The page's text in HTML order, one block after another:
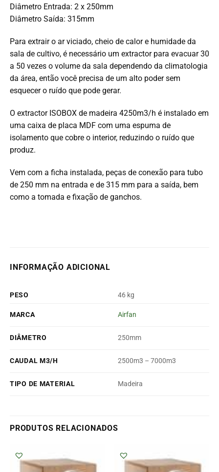
Diâmetro Entrada: 2 x 250mm
Diâmetro Saída: 315mm
Para extrair o ar viciado, cheio de calor e humidade da
sala de cultivo, é necessário um extractor para evacuar 30
a 50 vezes o volume da sala dependendo da climatologia
da área, então você precisa de um alto poder sem
esquecer o ruído que pode gerar.
O extractor ISOBOX de madeira 4250m3/h é instalado em
uma caixa de placa MDF com uma espuma de
isolamento que cobre o interior, reduzindo o ruído que
produz.
Vem com a ficha instalada, peças de conexão para tubo
de 250 mm na entrada e de 315 mm para a saída, bem
como a tomada e fixação de ganchos.
INFORMAÇÃO ADICIONAL
PESO 46 kg
MARCA Airfan
DIÂMETRO 250mm
CAUDAL M3/H 2500m3 – 7000m3
TIPO DE MATERIAL Madeira
PRODUTOS RELACIONADOS